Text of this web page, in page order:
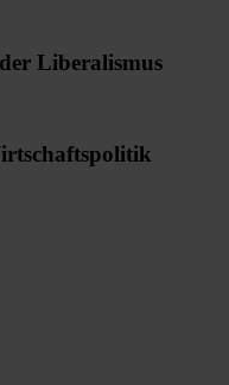
Liberalismus